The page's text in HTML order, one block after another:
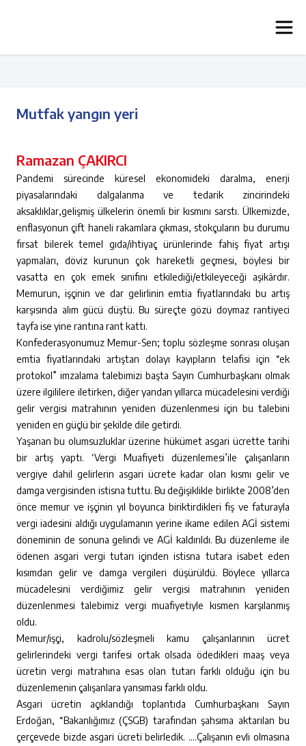
Mutfak yangın yeri
Ramazan ÇAKIRCI
Pandemi sürecinde küresel ekonomideki daralma, enerji
piyasalarındaki dalgalanma ve tedarik zincirindeki
aksaklıklar,gelişmiş ülkelerin önemli bir kısmını sarstı. Ülkemizde,
enflasyonun çift haneli rakamlara çıkması, stokçuların bu durumu
fırsat bilerek temel gıda/ihtiyaç ürünlerinde fahiş fiyat artışı
yapmaları, döviz kurunun çok hareketli geçmesi, böylesi bir
vasatta en çok emek sınıfını etkilediği/etkileyeceği aşikârdır.
Memurun, işçinin ve dar gelirlinin emtia fiyatlarındaki bu artış
karşısında alım gücü düştü. Bu süreçte gözü doymaz rantiyeci
tayfa ise yine rantına rant kattı.
Konfederasyonumuz Memur-Sen; toplu sözleşme sonrası oluşan
emtia fiyatlarındaki artıştan dolayı kayıpların telafisi için “ek
protokol” imzalama talebimizi başta Sayın Cumhurbaşkanı olmak
üzere ilgililere iletirken, diğer yandan yıllarca mücadelesini verdiği
gelir vergisi matrahının yeniden düzenlenmesi için bu talebini
yeniden en güçlü bir şekilde dile getirdi.
Yaşanan bu olumsuzluklar üzerine hükümet asgari ücrette tarihi
bir artış yaptı. ‘Vergi Muafiyeti düzenlemesi’ile çalışanların
vergiye dahil gelirlerin asgari ücrete kadar olan kısmı gelir ve
damga vergisinden istisna tuttu. Bu değişiklikle birlikte 2008’den
önce memur ve işçinin yıl boyunca biriktirdikleri fiş ve faturayla
vergi iadesini aldığı uygulamanın yerine ikame edilen AGİ sistemi
döneminin de sonuna gelindi ve AGİ kaldırıldı. Bu düzenleme ile
ödenen asgari vergi tutarı içinden istisna tutara isabet eden
kısımdan gelir ve damga vergileri düşürüldü. Böylece yıllarca
mücadelesini verdiğimiz gelir vergisi matrahının yeniden
düzenlenmesi talebimiz vergi muafiyetiyle kısmen karşılanmış
oldu.
Memur/işçi, kadrolu/sözleşmeli kamu çalışanlarının ücret
gelirlerindeki vergi tarifesi ortak olsada ödedikleri maaş veya
ücretin vergi matrahına esas olan tutarı farklı olduğu için bu
düzenlemenin çalışanlara yansıması farklı oldu.
Asgari ücretin açıklandığı toplantıda Cumhurbaşkanı Sayın
Erdoğan, “Bakanlığımız (ÇSGB) tarafından şahsıma aktarılan bu
çerçevede bizde asgari ücreti belirledik. ….Çalışanın evli olmasına